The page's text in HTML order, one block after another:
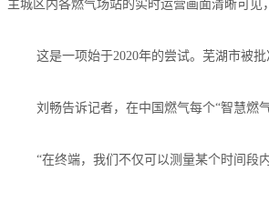
主城区内各燃气场站的实时运营画面清晰可见
这是一项始于2020年的尝试。芜湖市被
刘畅告诉记者，在中国燃气每个“智慧燃
“在终端，我们不仅可以测量某个时间段